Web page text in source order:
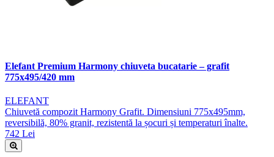
Elefant Premium Harmony chiuveta bucatarie – grafit
775x495/420 mm
ELEFANT
Chiuvetă compozit Harmony Grafit. Dimensiuni 775x495mm,
reversibilă, 80% granit, rezistentă la șocuri și temperaturi înalte.
742 Lei